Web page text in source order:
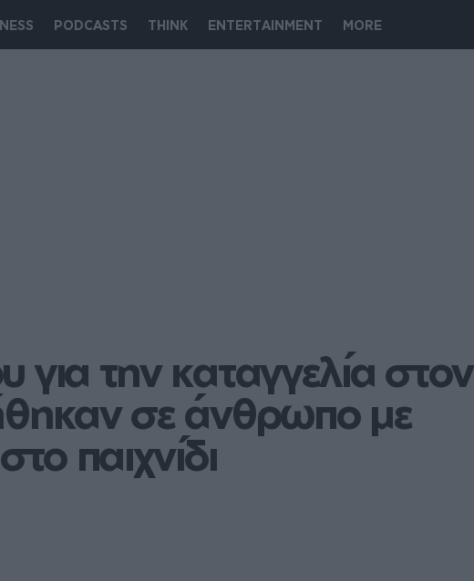
PODCASTS THINK ENTERTAINMENT MORE
την καταγγελία στον
σε άνθρωπο με
παιχνίδι